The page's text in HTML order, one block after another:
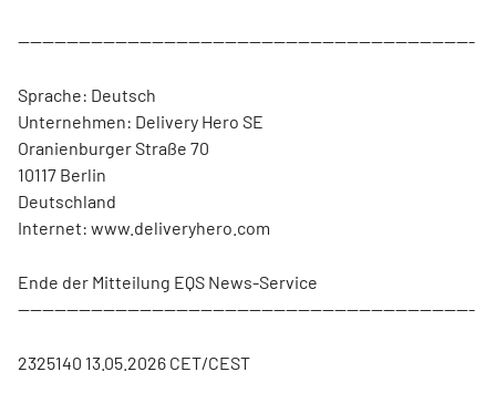
---------------------------------------------------------------------------
Sprache: Deutsch
Unternehmen: Delivery Hero SE
Oranienburger Straße 70
10117 Berlin
Deutschland
Internet: www.deliveryhero.com
Ende der Mitteilung EQS News-Service
---------------------------------------------------------------------------
2325140 13.05.2026 CET/CEST